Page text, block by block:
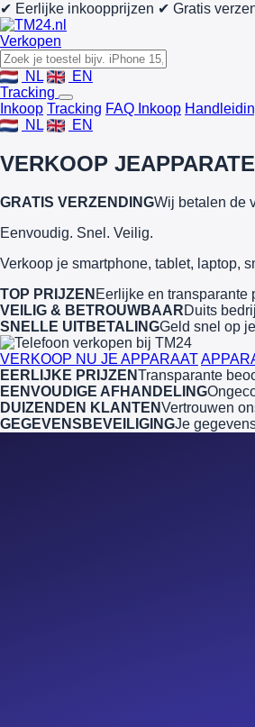
✔ Eerlijke inkoopprijzen ✔ Gratis
Verkopen
NL
EN
Tracking
Inkoop Tracking FAQ Inkoop
NL
EN
VERKOOP JE
GRATIS VERZENDINGWij betalen de
Eenvoudig. Snel. Veilig.
Verkoop je smartphone, tablet, laptop,
TOP PRIJZEN Eerlijke en transparante
VEILIG & BETROUWBAARDuits
SNELLE UITBETALINGGeld snel op
VERKOOP NU JE APPARAAT
EERLIJKE PRIJZENTransparante
EENVOUDIGE AFHANDELING
DUIZENDEN KLANTENVertrouwen
GEGEVENSBEVEILIGINGJe